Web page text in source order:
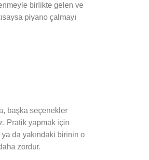
birlikte gelen ve
piyano çalmayı
başka seçenekler
Pratik yapmak için
da yakındaki birinin o
zordur.